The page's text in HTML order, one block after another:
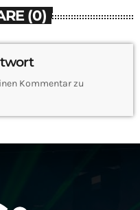
(0)
Kommentar zu